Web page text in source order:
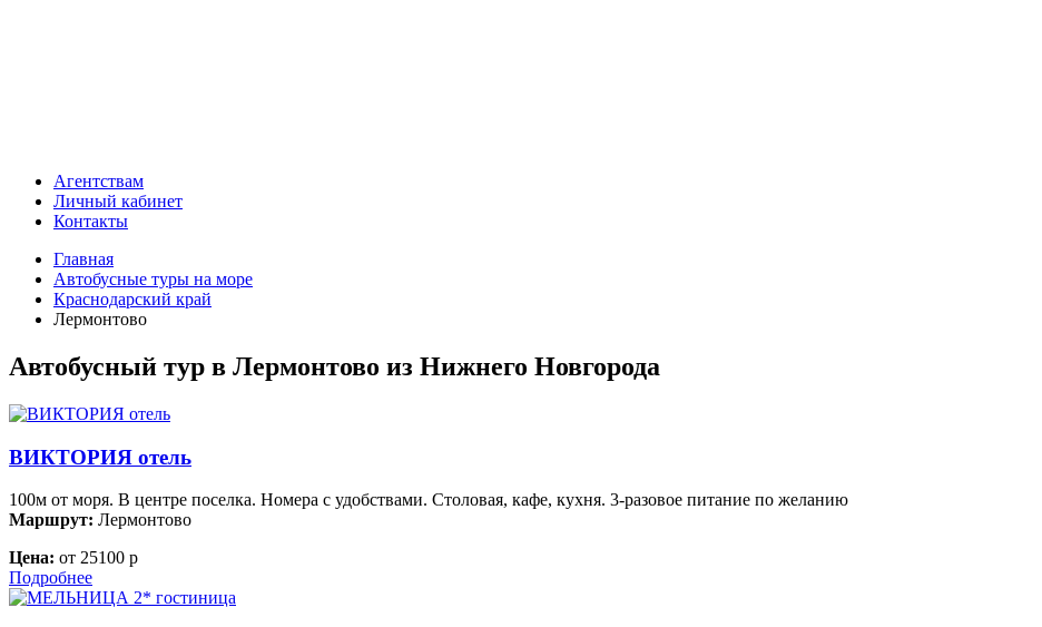
Агентствам
Личный кабинет
Контакты
Главная
Автобусные туры на море
Краснодарский край
Лермонтово
Автобусный тур в Лермонтово из Нижнего Новгорода
ВИКТОРИЯ отель
100м от моря. В центре поселка. Номера с удобствами. Столовая, кафе, кухня. 3-разовое питание по желанию
Маршрут: Лермонтово
Цена: от 25100 р
Подробнее